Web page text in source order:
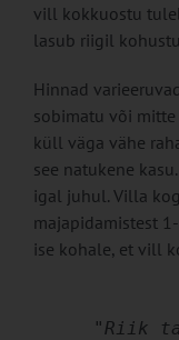
vill kokkuostu
lasub riigil
Hinnad
sobimatu või
küll väga vähe
see natukene
igal juhul. Villa
majapidamistest
ise kohale, et vill
"Riik